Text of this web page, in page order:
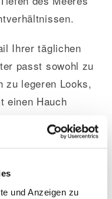
und Anzeigen zu
Ihrer täglichen
passt sowohl zu
zu legeren Looks,
einen Hauch
Lünette aus
Hingucker,